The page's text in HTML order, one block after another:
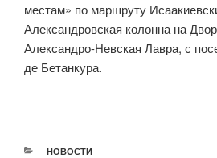
местам» по маршруту
Александровская колонна на
Александро-Невская Лавра, с
де Бетанкура.
РУБРИКИ
НОВОСТИ